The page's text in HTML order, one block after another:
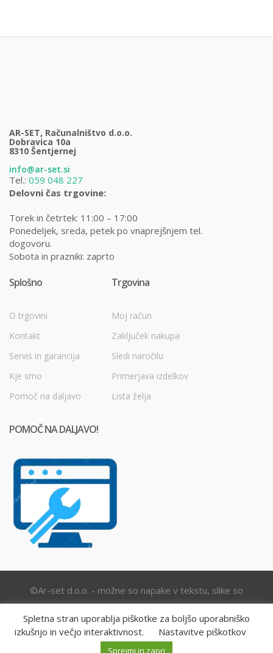
AR-SET, Računalništvo d.o.o.
Dobravica 10a
8310 Šentjernej
info@ar-set.si
Tel.: 059 048 227
Delovni čas trgovine:
Torek in četrtek: 11:00 – 17:00
Ponedeljek, sreda, petek po vnaprejšnjem tel.
dogovoru.
Sobota in prazniki: zaprto
Splošno
O trgovini
Kontakt
Servis in garancija
Kje smo
Pomoč na daljavo
Trgovina
Moj račun
Zaključek nakupa
Sledi naročilu
Primerjava izdelkov
Lista želja
POMOČ NA DALJAVO!
©Ar-set d.o.o. - možne so napake v tekstu, slike so
M
I
Išči:
Spletna stran uporablja piškotke za boljšo uporabniško
izkušnjo in večjo interaktivnost.
Nastavitve piškotkov
Sprejmi in zapri